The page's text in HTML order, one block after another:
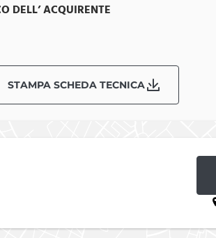
DELL’ ACQUIRENTE
sono sottoposte a un processo di
e strutturali. Ogni auto viene testata dal
certificato.
previsti)
più datati, per assicurare una
STAMPA SCHEDA TECNICA